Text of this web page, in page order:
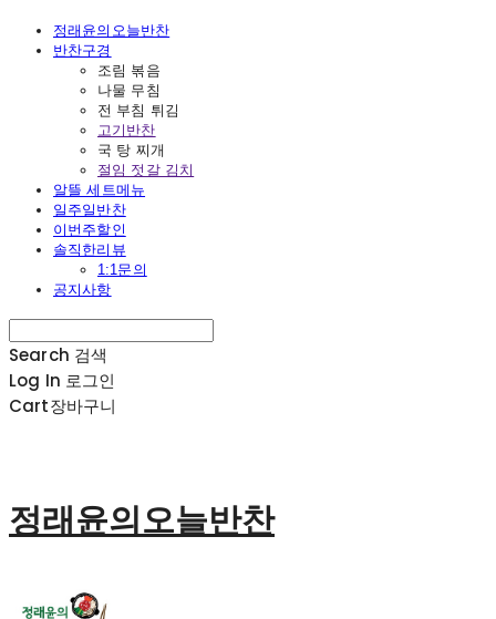
정래윤의오늘반찬
반찬구경
조림 볶음
나물 무침
전 부침 튀김
고기반찬
국 탕 찌개
절임 젓갈 김치
알뜰 세트메뉴
일주일반찬
이번주할인
솔직한리뷰
1:1문의
공지사항
Search 검색
Log In 로그인
Cart장바구니
정래윤의오늘반찬